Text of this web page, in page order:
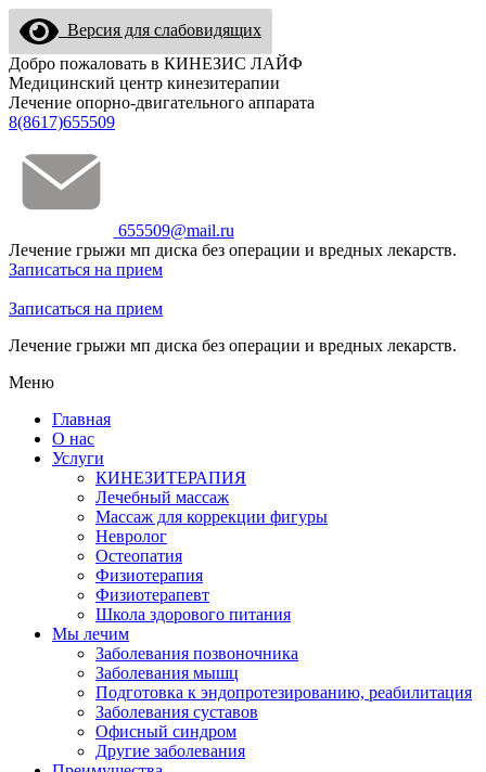
Версия для слабовидящих
Добро пожаловать в КИНЕЗИС ЛАЙФ
Медицинский центр кинезитерапии
Лечение опорно-двигательного аппарата
8(8617)655509
655509@mail.ru
Лечение грыжи мп диска без операции и вредных лекарств.
Записаться на прием
Записаться на прием
Лечение грыжи мп диска без операции и вредных лекарств.
Меню
Главная
О нас
Услуги
КИНЕЗИТЕРАПИЯ
Лечебный массаж
Массаж для коррекции фигуры
Невролог
Остеопатия
Физиотерапия
Физиотерапевт
Школа здорового питания
Мы лечим
Заболевания позвоночника
Заболевания мышц
Подготовка к эндопротезированию, реабилитация
Заболевания суставов
Офисный синдром
Другие заболевания